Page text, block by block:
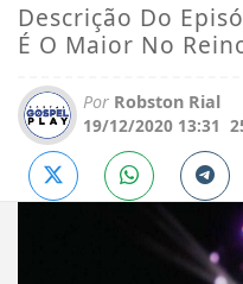
Descrição Do
É O Maior No
Por Robston Rial
19/12/2020 13:31